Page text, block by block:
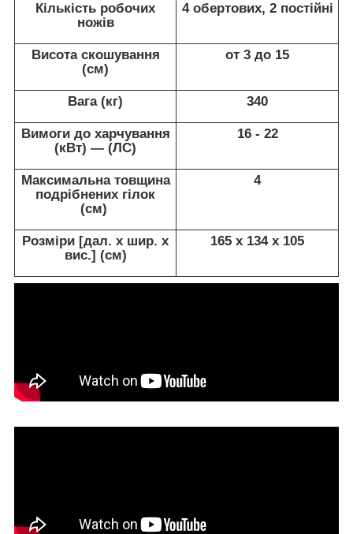
Кількість робочих
ножів
4 обертових, 2 постійні
Висота скошування
(см)
от 3 до 15
Вага (кг) 340
Вимоги до харчування
(кВт) — (ЛС)
16 - 22
Максимальна товщина
подрібнених гілок
(см)
4
Розміри [дал. x шир. x
вис.] (см)
165 х 134 х 105